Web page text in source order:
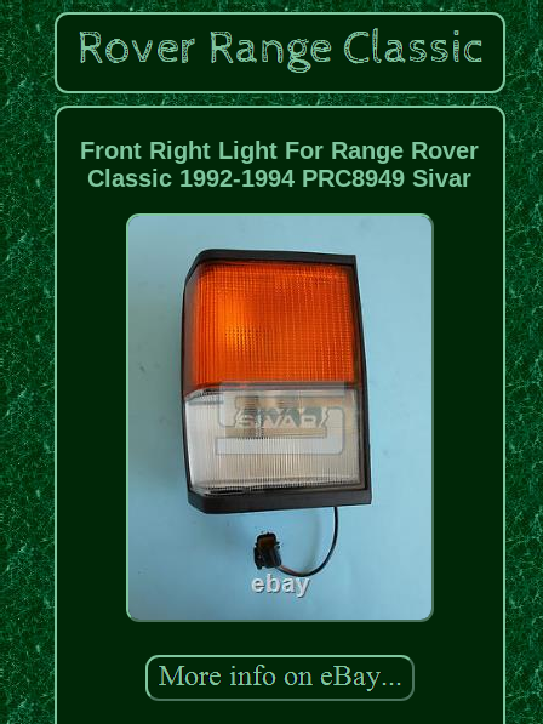
Front Right Light For Range Rover
Classic 1992-1994 PRC8949 Sivar